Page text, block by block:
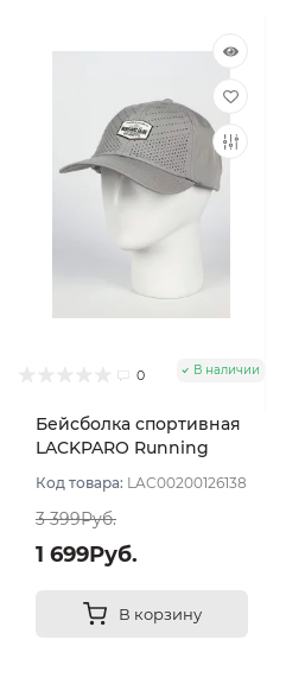
0 В наличии
Бейсболка спортивная
LACKPARO Running
размер L
Код товара: LAC00200126138
3 399Руб.
1 699Руб.
В корзину